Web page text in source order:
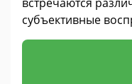
субъективные